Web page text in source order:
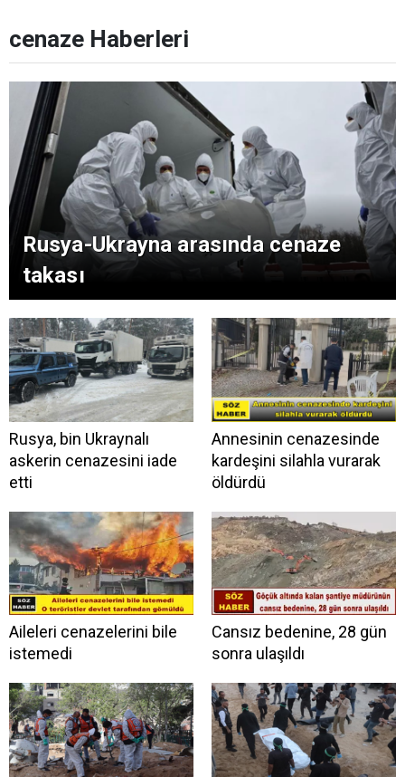
cenaze Haberleri
Rusya-Ukrayna arasında cenaze
takası
Rusya, bin Ukraynalı
askerin cenazesini iade
etti
Annesinin cenazesinde
kardeşini silahla vurarak
öldürdü
Aileleri cenazelerini bile
istemedi
Cansız bedenine, 28 gün
sonra ulaşıldı